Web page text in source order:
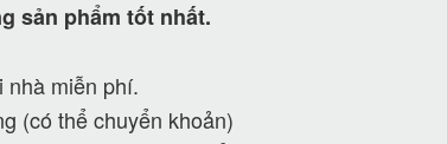
sản phẩm tốt nhất.
nhà miễn phí.
(có thể chuyển khoản)